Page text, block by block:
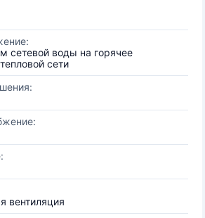
сетевой воды на горячее
сети
вентиляция